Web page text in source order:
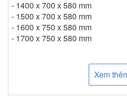
- 1400 x 700 x 580 mm
- 1500 x 700 x 580 mm
- 1600 x 750 x 580 mm
- 1700 x 750 x 580 mm
- Thiết kế dáng chữ nhật đơn
Xem